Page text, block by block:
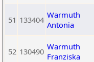
51 133404 Warmuth
Antonia
52 130490 Warmuth
Franziska